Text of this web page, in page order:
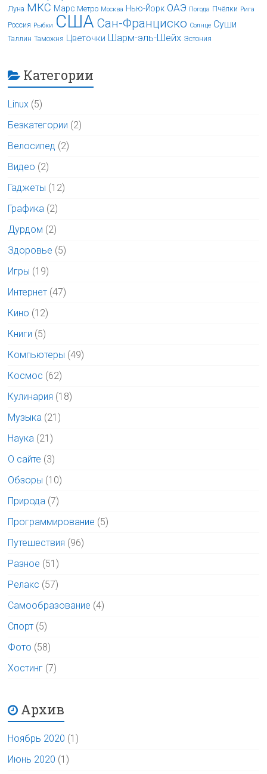
Луна МКС Марс Метро Москва Нью-Йорк ОАЭ Погода Пчёлки Рига
Россия Рыбки США Сан-Франциско Солнце Суши
Таллин Таможня Цветочки Шарм-эль-Шейх Эстония
Категории
Linux (5)
Безкатегории (2)
Велосипед (2)
Видео (2)
Гаджеты (12)
Графика (2)
Дурдом (2)
Здоровье (5)
Игры (19)
Интернет (47)
Кино (12)
Книги (5)
Компьютеры (49)
Космос (62)
Кулинария (18)
Музыка (21)
Наука (21)
О сайте (3)
Обзоры (10)
Природа (7)
Программирование (5)
Путешествия (96)
Разное (51)
Релакс (57)
Самообразование (4)
Спорт (5)
Фото (58)
Хостинг (7)
Архив
Ноябрь 2020 (1)
Июнь 2020 (1)